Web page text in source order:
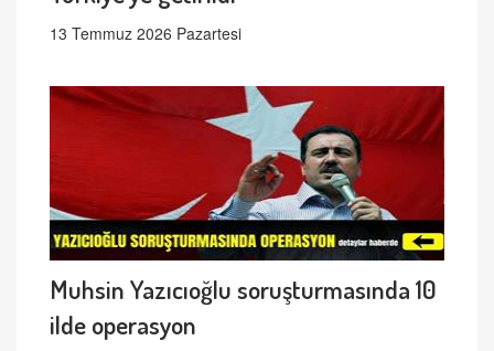
13 Temmuz 2026 Pazartesi
Muhsin Yazıcıoğlu soruşturmasında 10
ilde operasyon